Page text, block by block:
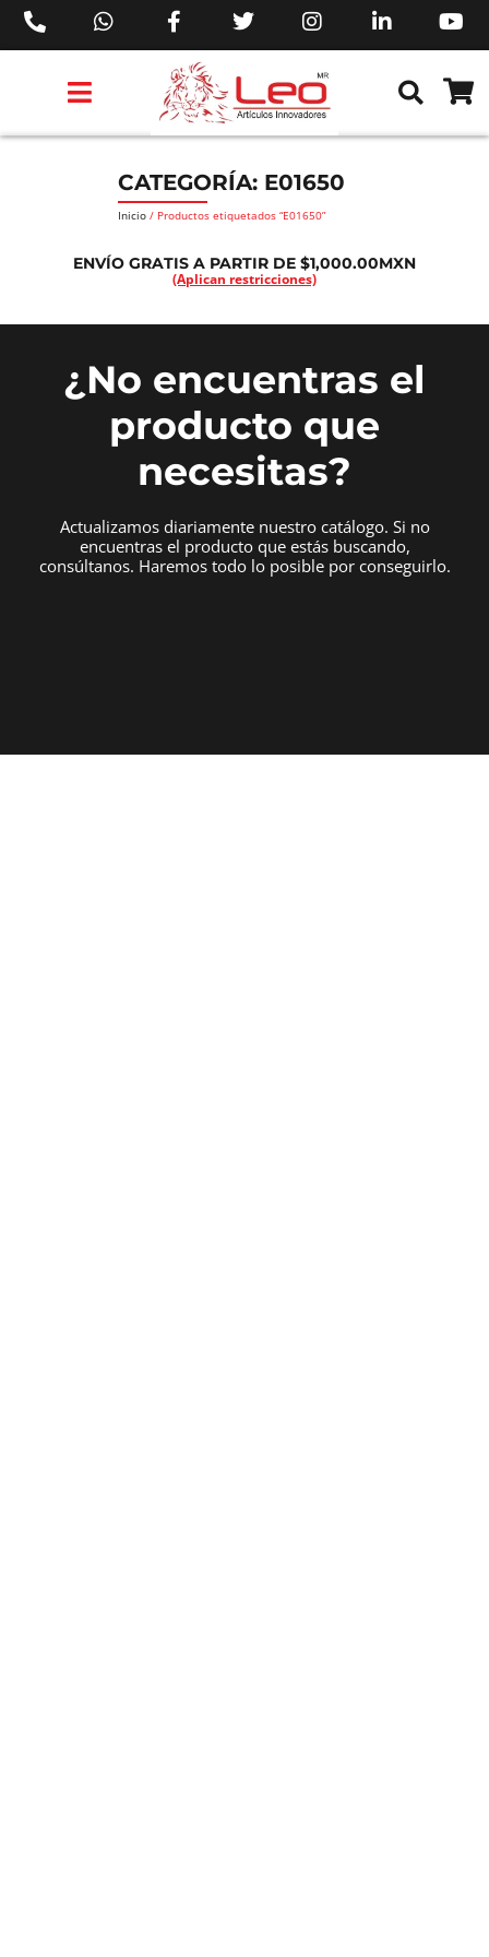
CATEGORÍA: E01650
Inicio / Productos etiquetados “E01650”
ENVÍO GRATIS A PARTIR DE $1,000.00MXN
(Aplican restricciones)
¿No encuentras el
producto que
necesitas?
Actualizamos diariamente nuestro catálogo. Si no
encuentras el producto que estás buscando,
consúltanos. Haremos todo lo posible por conseguirlo.